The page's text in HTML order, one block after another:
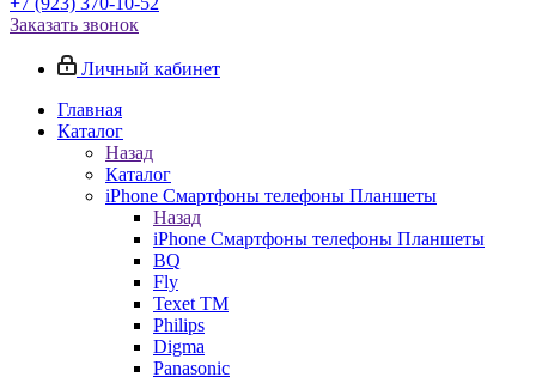
Заказать звонок
Личный кабинет
Главная
Каталог
Назад
Каталог
iPhone Смартфоны телефоны Планшеты
Назад
iPhone Смартфоны телефоны Планшеты
BQ
Fly
Texet TM
Philips
Digma
Panasonic